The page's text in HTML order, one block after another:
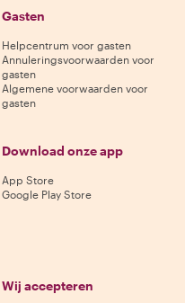
Gasten
Helpcentrum voor gasten
Annuleringsvoorwaarden voor
gasten
Algemene voorwaarden voor
gasten
Download onze app
App Store
Google Play Store
Wij accepteren